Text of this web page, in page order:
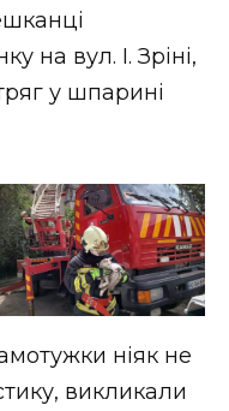
на вул. І. Зріні,
у шпарині
ніяк не
викликали